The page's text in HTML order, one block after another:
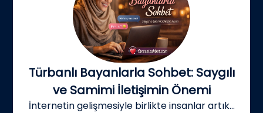
Türbanlı Bayanlarla Sohbet: Saygılı
ve Samimi İletişimin Önemi
İnternetin gelişmesiyle birlikte insanlar artık...